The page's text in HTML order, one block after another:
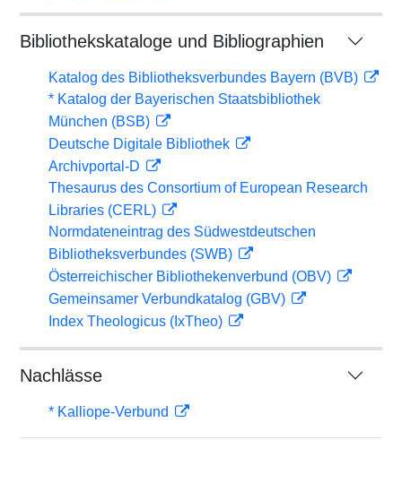
Bibliothekskataloge und Bibliographien
Katalog des Bibliotheksverbundes Bayern (BVB)
* Katalog der Bayerischen Staatsbibliothek
München (BSB)
Deutsche Digitale Bibliothek
Archivportal-D
Thesaurus des Consortium of European Research
Libraries (CERL)
Normdateneintrag des Südwestdeutschen
Bibliotheksverbundes (SWB)
Österreichischer Bibliothekenverbund (OBV)
Gemeinsamer Verbundkatalog (GBV)
Index Theologicus (IxTheo)
Nachlässe
* Kalliope-Verbund